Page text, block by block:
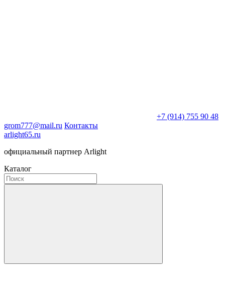
+7 (914) 755 90 48
grom777@mail.ru Контакты
arlight65.ru
официальный партнер Arlight
Каталог